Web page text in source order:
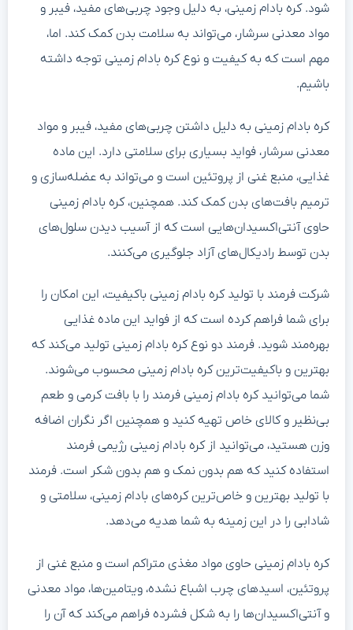
شود. کره بادام زمینی، به دلیل وجود چربی‌های مفید، فیبر و
مواد معدنی سرشار، می‌تواند به سلامت بدن کمک کند. اما،
مهم است که به کیفیت و نوع کره بادام زمینی توجه داشته
باشیم.
کره بادام زمینی به دلیل داشتن چربی‌های مفید، فیبر و مواد
معدنی سرشار، فواید بسیاری برای سلامتی دارد. این ماده
غذایی، منبع غنی از پروتئین است و می‌تواند به عضله‌سازی و
ترمیم بافت‌های بدن کمک کند. همچنین، کره بادام زمینی
حاوی آنتی‌اکسیدان‌هایی است که از آسیب دیدن سلول‌های
بدن توسط رادیکال‌های آزاد جلوگیری می‌کنند.
شرکت فرمند با تولید کره بادام زمینی باکیفیت، این امکان را
برای شما فراهم کرده است که از فواید این ماده غذایی
بهره‌مند شوید. فرمند دو نوع کره بادام زمینی تولید می‌کند که
بهترین و باکیفیت‌ترین کره بادام زمینی محسوب می‌شوند.
شما می‌توانید کره بادام زمینی فرمند را با بافت کرمی و طعم
بی‌نظیر و کالای خاص تهیه کنید و همچنین اگر نگران اضافه
وزن هستید، می‌توانید از کره بادام زمینی رژیمی فرمند
استفاده کنید که هم بدون نمک و هم بدون شکر است. فرمند
با تولید بهترین و خاص‌ترین کره‌های بادام زمینی، سلامتی و
شادابی را در این زمینه به شما هدیه می‌دهد.
کره بادام زمینی حاوی مواد مغذی متراکم است و منبع غنی از
پروتئین، اسیدهای چرب اشباع نشده، ویتامین‌ها، مواد معدنی
و آنتی‌اکسیدان‌ها را به شکل فشرده فراهم می‌کند که آن را